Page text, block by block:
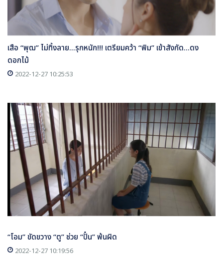
เสือ “พุฒ” ไม่ทิ้งลาย...รุกหนัก!!! เตรียมคว้า “พิม” เข้าสังกัด...ดง
ดอกไม้
2022-12-27 10:25:53
“โอม” ขัดขวาง “ตู” ช่วย “ปั๋น” พ้นผิด
2022-12-27 10:19:56